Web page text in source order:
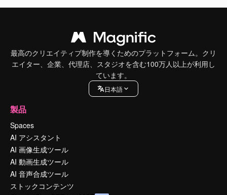
最高のクリエイティブ制作を導くためのプラットフォーム。クリ
エイター、企業、代理店、スタジオを含む100万人以上が利用し
ています。
日本語
製品
Spaces
AI アシスタント
AI 画像生成ツール
AI 動画生成ツール
AI 音声合成ツール
ストックコンテンツ